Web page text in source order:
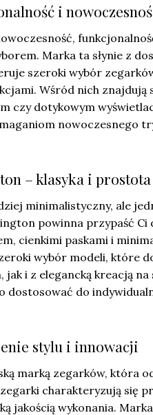
i
Marka ta słynie z
szeroki wybór
Wśród nich znajdują
czy dotykowym
nowoczesnego
– klasyka i prostota
minimalistyczny, ale
powinna przypaść Ci
cienkimi paskami i
wybór modeli, które
jak i z elegancką kreacją
dostosować do
stylu i innowacji
marką zegarków, która
charakteryzują się
jakością wykonania.